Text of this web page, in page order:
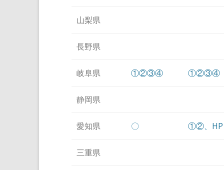
山梨県
長野県
岐阜県 ①②③④ ①②③④
静岡県
愛知県 〇 ①②、 HP
三重県